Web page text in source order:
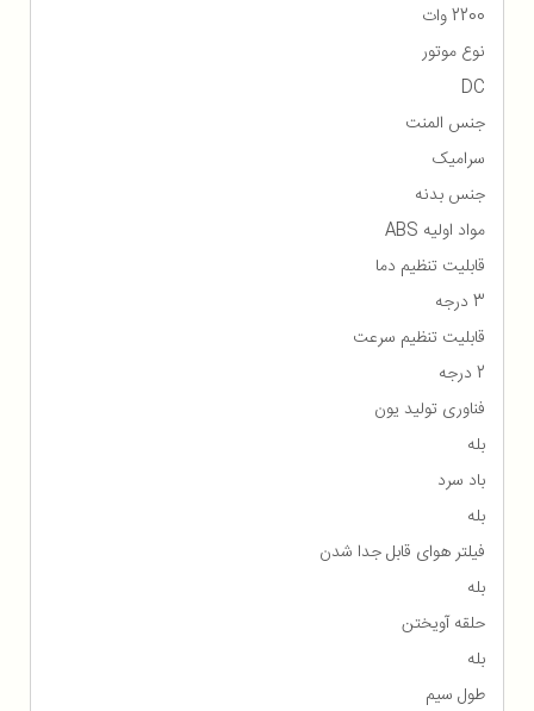
2200 وات
نوع موتور
DC
جنس المنت
سرامیک
جنس بدنه
مواد اولیه ABS
قابلیت تنظیم دما
3 درجه
قابلیت تنظیم سرعت
2 درجه
فناوری تولید یون
بله
باد سرد
بله
فیلتر هوای قابل جدا شدن
بله
حلقه آویختن
بله
طول سیم